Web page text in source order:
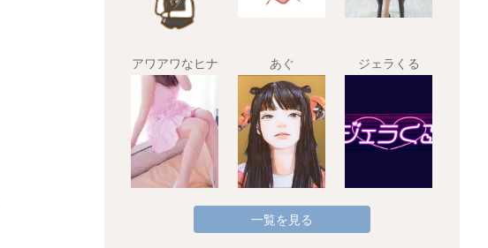
アワアワなヒナ あぐ ジェラくる
一覧を見る